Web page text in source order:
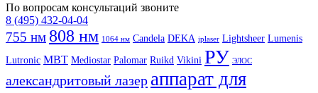
По вопросам консультаций звоните
8 (495) 432-04-04
755 нм 808 нм 1064 нм Candela DEKA iplaser Lightsheer Lumenis
Lutronic MBT Mediostar Palomar Ruikd Vikini РУ ЭЛОС
александритовый лазер аппарат для